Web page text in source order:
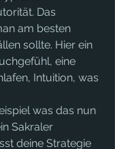
Das
am besten
sollte. Hier ein
eine
Intuition, was
was das nun
Sakraler
deine Strategie